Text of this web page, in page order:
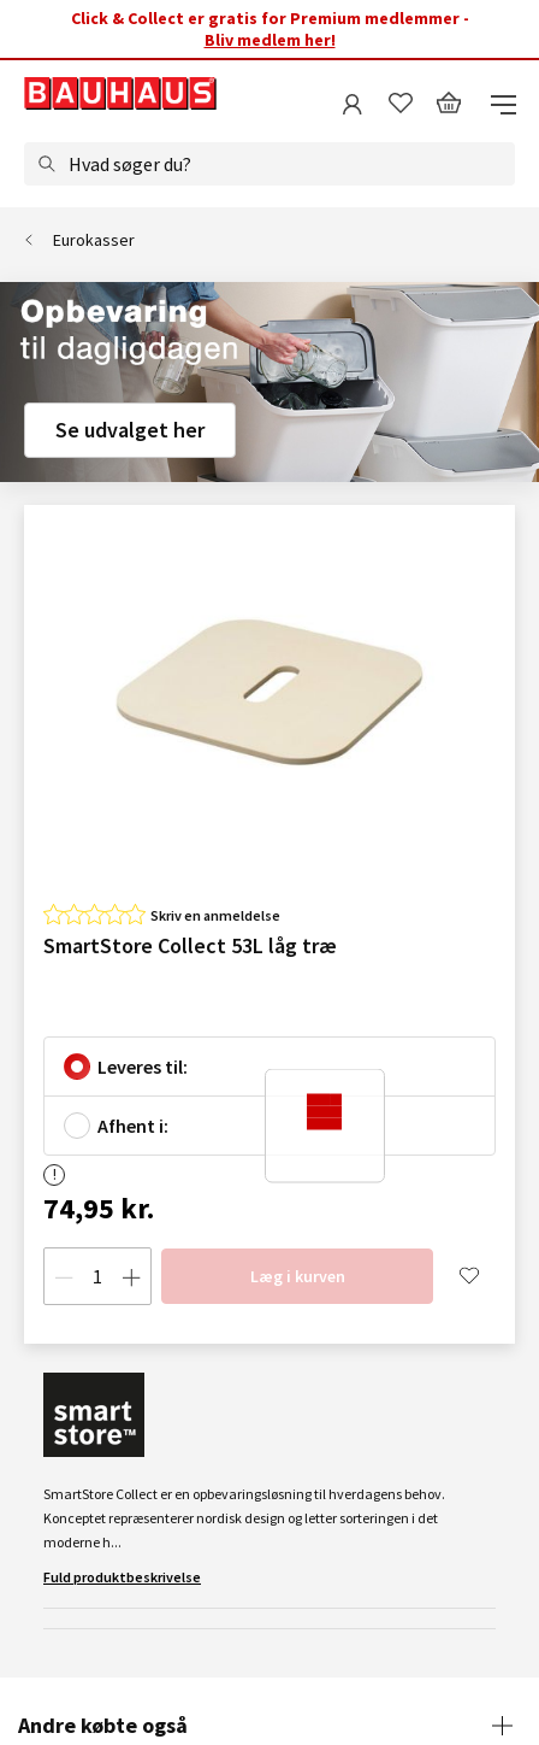
Click & Collect er gratis for Premium medlemmer -
Bliv medlem her!
Hvad søger du?
Eurokasser
Se udvalget her
Skriv en anmeldelse
SmartStore Collect 53L låg træ
Leveres til:
Afhent i:
74,95 kr.
Læg i kurven
SmartStore Collect er en opbevaringsløsning til hverdagens behov.
Konceptet repræsenterer nordisk design og letter sorteringen i det
moderne h...
Fuld produktbeskrivelse
Andre købte også